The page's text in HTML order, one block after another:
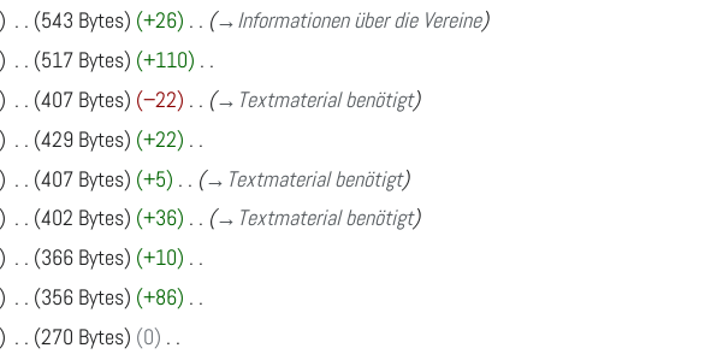
543 Bytes +26 →Informationen über die Vereine
517 Bytes
+110
407 Bytes −22 → Textmaterial benötigt
429 Bytes
+22
407 Bytes +5 → Textmaterial benötigt
402 Bytes +36 → Textmaterial benötigt
366 Bytes
+10
356 Bytes
+86
270 Bytes 0